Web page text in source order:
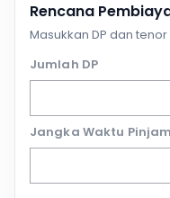
Rencana
Masukkan DP dan
Jumlah DP
Jangka Waktu